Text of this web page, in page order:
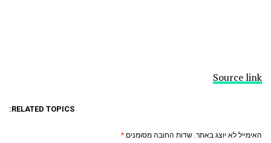
Source link
RELATED TOPICS:
האימייל לא יוצג באתר. שדות החובה מסומנים *